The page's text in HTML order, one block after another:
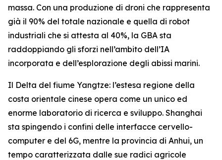
massa. Con una produzione di droni che rappresenta
già il 90% del totale nazionale e quella di robot
industriali che si attesta al 40%, la GBA sta
raddoppiando gli sforzi nell’ambito dell’IA
incorporata e dell’esplorazione degli abissi marini.
Il Delta del fiume Yangtze: l’estesa regione della
costa orientale cinese opera come un unico ed
enorme laboratorio di ricerca e sviluppo. Shanghai
sta spingendo i confini delle interfacce cervello-
computer e del 6G, mentre la provincia di Anhui, un
tempo caratterizzata dalle sue radici agricole